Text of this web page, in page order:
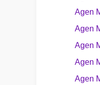
Agen
Agen
Agen
Agen
Agen